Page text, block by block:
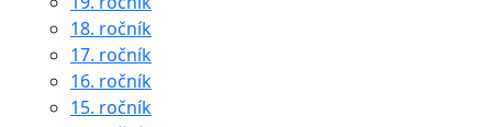
18. ročník
17. ročník
16. ročník
15. ročník